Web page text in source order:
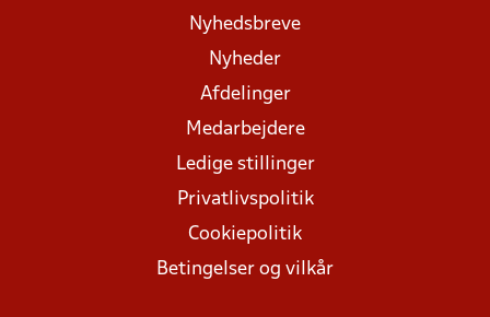
Nyhedsbreve
Nyheder
Afdelinger
Medarbejdere
Ledige stillinger
Privatlivspolitik
Cookiepolitik
Betingelser og vilkår